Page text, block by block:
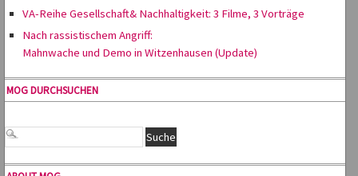
VA-Reihe Gesellschaft& Nachhaltigkeit: 3 Filme, 3 Vorträge
Nach rassistischem Angriff:
Mahnwache und Demo in Witzenhausen (Update)
MOG DURCHSUCHEN